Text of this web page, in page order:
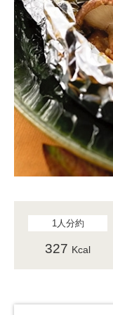
1人分約
327 Kcal